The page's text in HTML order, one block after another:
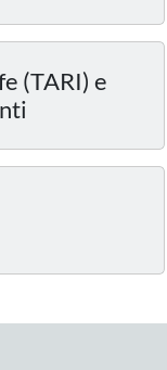
(TARI) e